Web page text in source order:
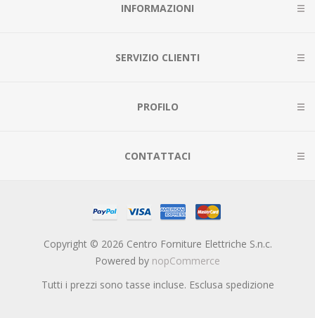
INFORMAZIONI
SERVIZIO CLIENTI
PROFILO
CONTATTACI
Copyright © 2026 Centro Forniture Elettriche S.n.c.
Powered by nopCommerce
Tutti i prezzi sono tasse incluse. Esclusa spedizione